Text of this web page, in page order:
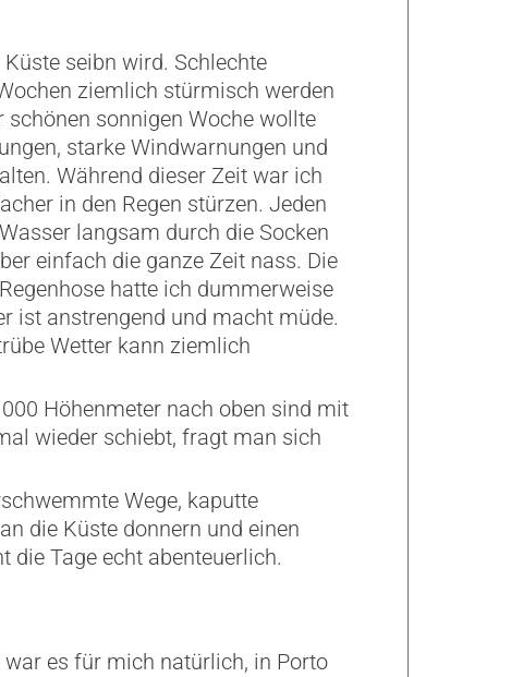
seibn wird. Schlechte
ziemlich stürmisch werden
sonnigen Woche wollte
starke Windwarnungen und
Während dieser Zeit war ich
in den Regen stürzen. Jeden
langsam durch die Socken
einfach die ganze Zeit nass. Die
hatte ich dummerweise
ist anstrengend und macht müde.
Wetter kann ziemlich
Höhenmeter nach oben sind mit
wieder schiebt, fragt man sich
Wege, kaputte
die Küste donnern und einen
die Tage echt abenteuerlich.
war es für mich natürlich, in Porto